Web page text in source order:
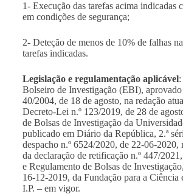
1- Execução das tarefas acima indicadas
em condições de segurança;
2- Deteção de menos de 10% de falhas
tarefas indicadas.
Legislação e regulamentação aplicável:
Bolseiro de Investigação (EBI),
40/2004, de 18 de agosto, na redação
Decreto-Lei n.º 123/2019, de 28 de
de Bolsas de Investigação da
publicado em Diário da República, 2.ª
despacho n.º 6524/2020, de 22-06-2020,
da declaração de retificação n.º 447/
e Regulamento de Bolsas de
16-12-2019, da Fundação para a Ciência
I.P. – em vigor.